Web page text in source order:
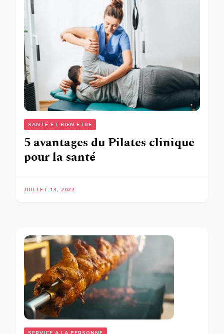
SANTÉ ET BIEN ETRE
5 avantages du Pilates clinique
pour la santé
JUILLET 13, 2022